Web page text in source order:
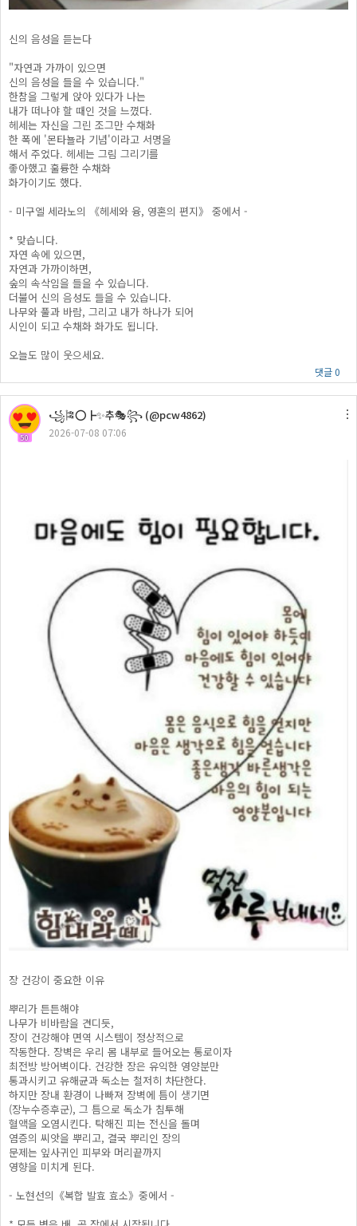
신의 음성을 듣는다
"자연과 가까이 있으면
신의 음성을 들을 수 있습니다."
한참을 그렇게 앉아 있다가 나는
내가 떠나야 할 때인 것을 느꼈다.
헤세는 자신을 그린 조그만 수채화
한 폭에 '몬타뇰라 기념'이라고 서명을
해서 주었다. 헤세는 그림 그리기를
좋아했고 훌륭한 수채화
화가이기도 했다.
- 미구엘 세라노의 《헤세와 융, 영혼의 편지》 중에서 -
* 맞습니다.
자연 속에 있으면,
자연과 가까이하면,
숲의 속삭임을 들을 수 있습니다.
더불어 신의 음성도 들을 수 있습니다.
나무와 풀과 바람, 그리고 내가 하나가 되어
시인이 되고 수채화 화가도 됩니다.
오늘도 많이 웃으세요.
댓글 0
50
꧁🎏⭕┣✨추🎭꧂ (@pcw4862)
2026-07-08 07:06
장 건강이 중요한 이유
뿌리가 튼튼해야
나무가 비바람을 견디듯,
장이 건강해야 면역 시스템이 정상적으로
작동한다. 장벽은 우리 몸 내부로 들어오는 통로이자
최전방 방어벽이다. 건강한 장은 유익한 영양분만
통과시키고 유해균과 독소는 철저히 차단한다.
하지만 장내 환경이 나빠져 장벽에 틈이 생기면
(장누수증후군), 그 틈으로 독소가 침투해
혈액을 오염시킨다. 탁해진 피는 전신을 돌며
염증의 씨앗을 뿌리고, 결국 뿌리인 장의
문제는 잎사귀인 피부와 머리끝까지
영향을 미치게 된다.
- 노현선의《복합 발효 효소》중에서 -